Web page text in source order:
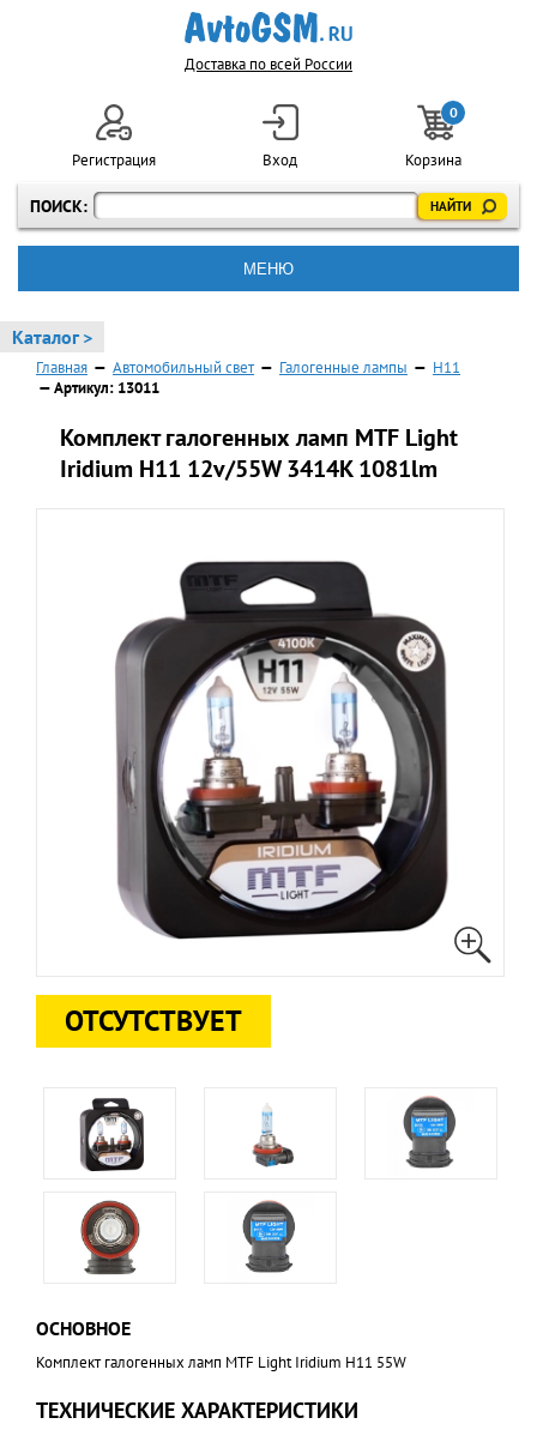
Доставка по всей России
ПОИСК:
Регистрация Вход
0
Корзина
МЕНЮ
Каталог >
Главная — Автомобильный свет — Галогенные лампы — H11
— Артикул: 13011
Комплект галогенных ламп MTF Light
Iridium H11 12v/55W 3414K 1081lm
ОТСУТСТВУЕТ
ОСНОВНОЕ
Комплект галогенных ламп MTF Light Iridium H11 55W
ТЕХНИЧЕСКИЕ ХАРАКТЕРИСТИКИ